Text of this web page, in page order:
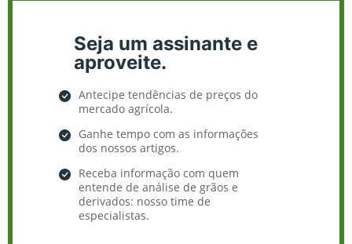
Seja um assinante e
aproveite.
Antecipe tendências de preços do
mercado agrícola.
Ganhe tempo com as informações
dos nossos artigos.
Receba informação com quem
entende de análise de grãos e
derivados: nosso time de
especialistas.